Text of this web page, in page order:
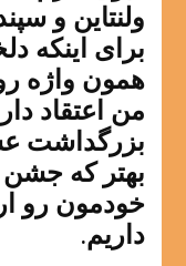
ولنتاین و
برای اینکه
همون واژه
من اعتقاد
بزرگداشت
بهتر که
خودمون رو
داریم.